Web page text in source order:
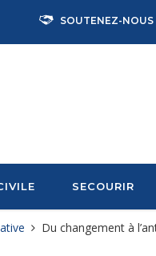
SOUTENEZ-NOUS
SECOURIR
Du changement à